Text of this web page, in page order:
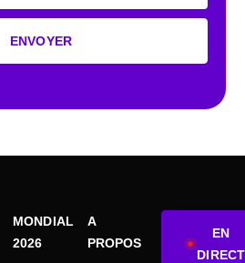
ENVOYER
MONDIAL
2026
A
PROPOS
EN
DIRECT